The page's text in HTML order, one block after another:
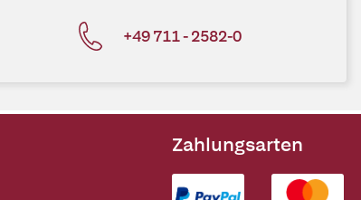
+49 711 - 2582-0
Zahlungsarten